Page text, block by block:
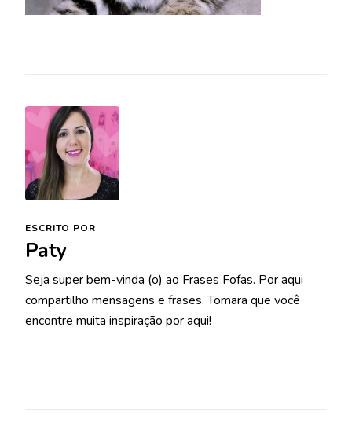
ESCRITO POR
Paty
Seja super bem-vinda (o) ao Frases Fofas. Por aqui
compartilho mensagens e frases. Tomara que você
encontre muita inspiração por aqui!